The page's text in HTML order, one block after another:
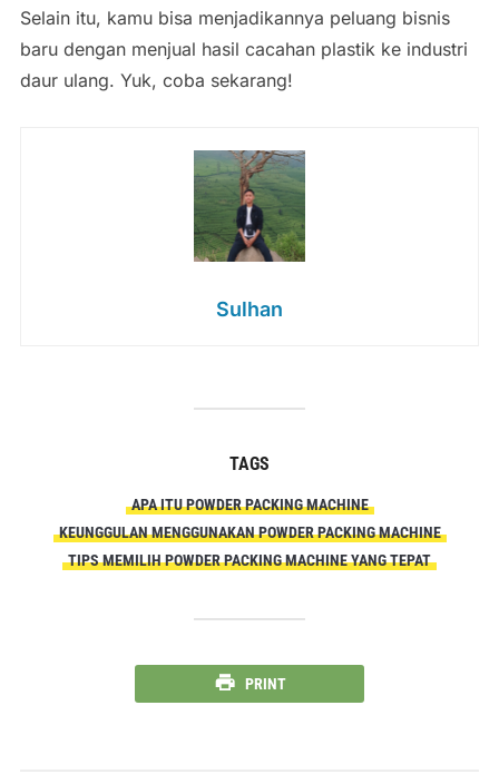
Selain itu, kamu bisa menjadikannya peluang bisnis
baru dengan menjual hasil cacahan plastik ke industri
daur ulang. Yuk, coba sekarang!
Sulhan
TAGS
APA ITU POWDER PACKING MACHINE
KEUNGGULAN MENGGUNAKAN POWDER PACKING MACHINE
TIPS MEMILIH POWDER PACKING MACHINE YANG TEPAT
PRINT